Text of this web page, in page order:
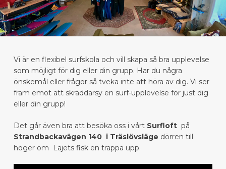
Vi är en flexibel surfskola och vill skapa så bra upplevelse
som möjligt för dig eller din grupp. Har du några
önskemål eller frågor så tveka inte att höra av dig. Vi ser
fram emot att skräddarsy en surf-upplevelse för just dig
eller din grupp!
Det går även bra att besöka oss i vårt Surfloftpå
Strandbackavägen 140 i Träslövsläge dörren till
höger om Läjets fisk en trappa upp.